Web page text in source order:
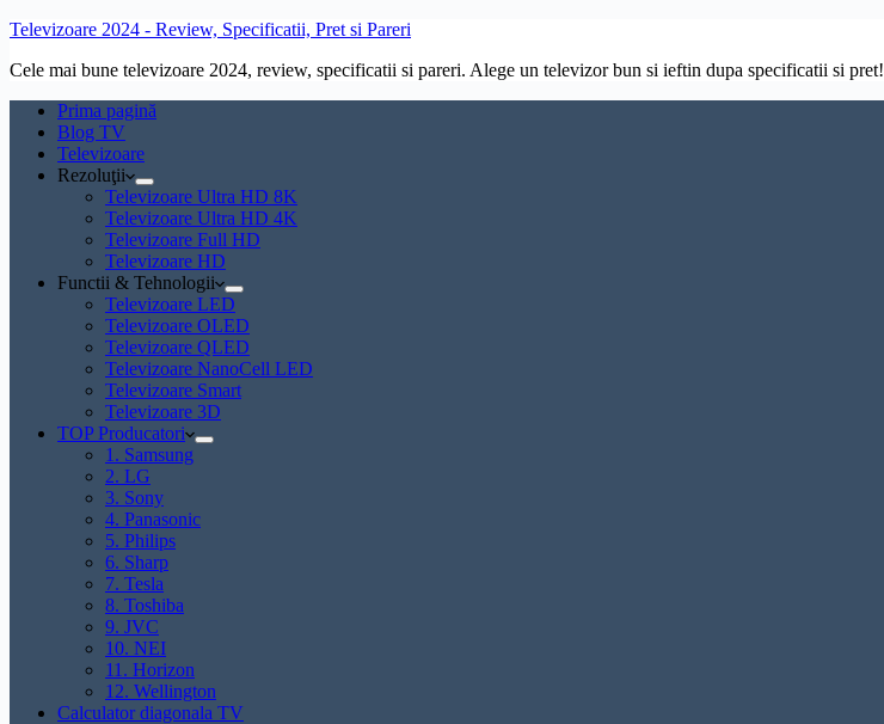
Televizoare 2024 - Review, Specificatii, Pret si Pareri
Cele mai bune televizoare 2024, review, specificatii si pareri. Alege un televizor bun si ieftin dupa specificatii si pret!
Prima pagină
Blog TV
Televizoare
Rezoluţii
Televizoare Ultra HD 8K
Televizoare Ultra HD 4K
Televizoare Full HD
Televizoare HD
Functii & Tehnologii
Televizoare LED
Televizoare OLED
Televizoare QLED
Televizoare NanoCell LED
Televizoare Smart
Televizoare 3D
TOP Producatori
1. Samsung
2. LG
3. Sony
4. Panasonic
5. Philips
6. Sharp
7. Tesla
8. Toshiba
9. JVC
10. NEI
11. Horizon
12. Wellington
Calculator diagonala TV